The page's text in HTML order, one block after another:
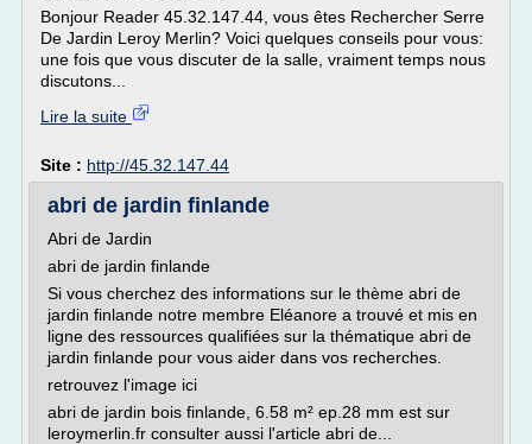
Bonjour Reader 45.32.147.44, vous êtes Rechercher Serre
De Jardin Leroy Merlin? Voici quelques conseils pour vous:
une fois que vous discuter de la salle, vraiment temps nous
discutons...
Lire la suite
Site : http://45.32.147.44
abri de jardin finlande
Abri de Jardin
abri de jardin finlande
Si vous cherchez des informations sur le thème abri de
jardin finlande notre membre Eléanore a trouvé et mis en
ligne des ressources qualifiées sur la thématique abri de
jardin finlande pour vous aider dans vos recherches.
retrouvez l'image ici
abri de jardin bois finlande, 6.58 m² ep.28 mm est sur
leroymerlin.fr consulter aussi l'article abri de...